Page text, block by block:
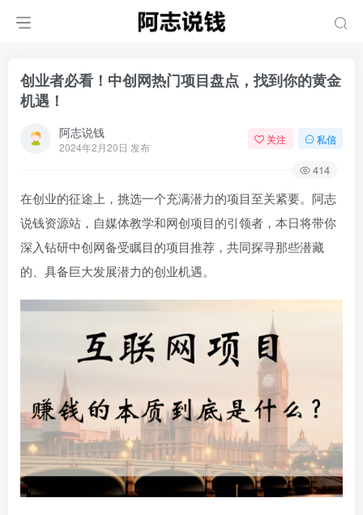
创业者必看！中创网热门项目盘点，找到你的黄金
机遇！
阿志说钱
2024年2月20日 发布
关注 私信
414
在创业的征途上，挑选一个充满潜力的项目至关紧要。阿志
说钱资源站，自媒体教学和网创项目的引领者，本日将带你
深入钻研中创网备受瞩目的项目推荐，共同探寻那些潜藏
的、具备巨大发展潜力的创业机遇。